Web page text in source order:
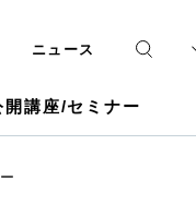
ニュース
開講座/セミナー